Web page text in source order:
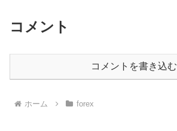
コメント
コメントを書き込む
ホーム forex